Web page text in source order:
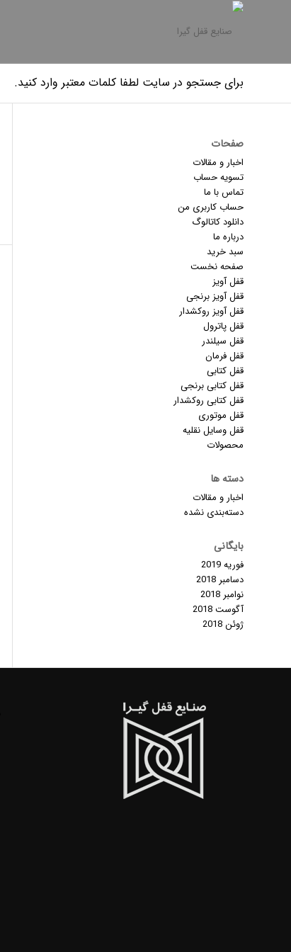
برای جستجو در سایت لطفا کلمات معتبر وارد کنید.
صفحات
اخبار و مقالات
تسویه حساب
تماس با ما
حساب کاربری من
دانلود کاتالوگ
درباره ما
سبد خرید
صفحه نخست
قفل آویز
قفل آویز برنجی
قفل آویز روکشدار
قفل پاترول
قفل سیلندر
قفل فرمان
قفل کتابی
قفل کتابی برنجی
قفل کتابی روکشدار
قفل موتوری
قفل وسایل نقلیه
محصولات
دسته ها
اخبار و مقالات
دسته‌بندی نشده
بایگانی
فوریه 2019
دسامبر 2018
نوامبر 2018
آگوست 2018
ژوئن 2018